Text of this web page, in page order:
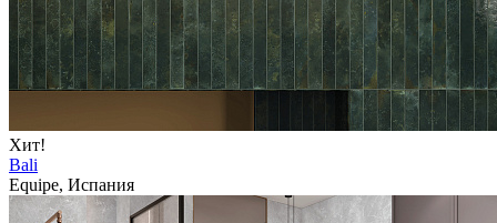
Хит!
Bali
Equipe, Испания